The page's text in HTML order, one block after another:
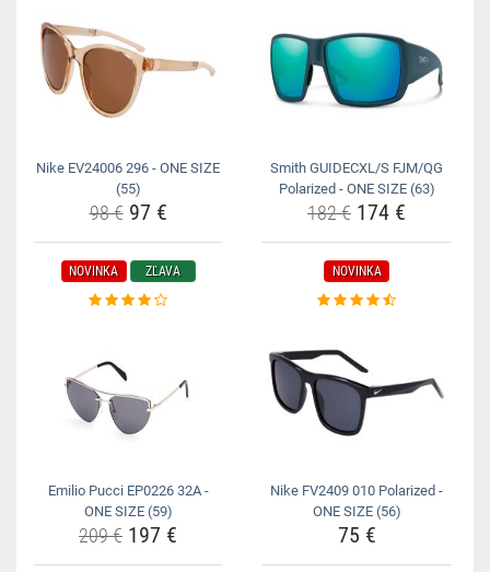
Nike EV24006 296 - ONE SIZE
(55)
98 €97 €
Smith GUIDECXL/S FJM/QG
Polarized - ONE SIZE (63)
182 € 174 €
NOVINKA ZĽAVA
Emilio Pucci EP0226 32A -
ONE SIZE (59)
209 € 197 €
NOVINKA
Nike FV2409 010 Polarized -
ONE SIZE (56)
75 €